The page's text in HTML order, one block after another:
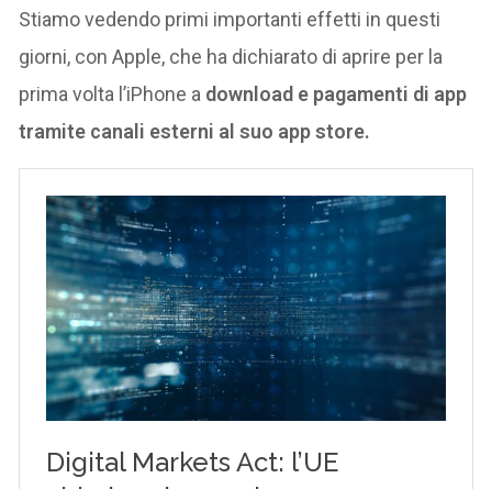
Stiamo vedendo primi importanti effetti in questi
giorni, con Apple, che ha dichiarato di aprire per la
prima volta l’iPhone a download e pagamenti di app
tramite canali esterni al suo app store.